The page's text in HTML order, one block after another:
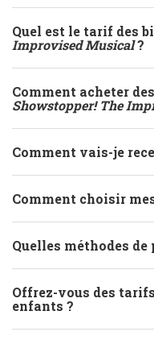
Quel est le tarif des
Improvised Musical?
Comment acheter
Showstopper! The
Comment vais-je
Comment choisir
Quelles méthodes
Offrez-vous des
enfants ?